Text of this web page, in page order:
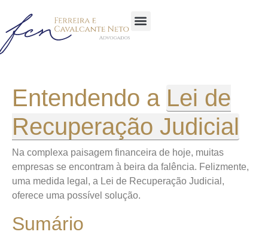
Entendendo a Lei de
Recuperação Judicial
Na complexa paisagem financeira de hoje, muitas
empresas se encontram à beira da falência. Felizmente,
uma medida legal, a Lei de Recuperação Judicial,
oferece uma possível solução.
Sumário